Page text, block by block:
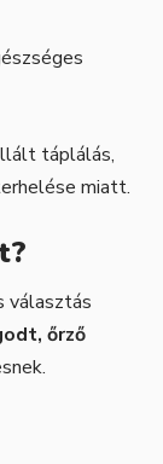
táplálás,
miatt.
választás
őrző